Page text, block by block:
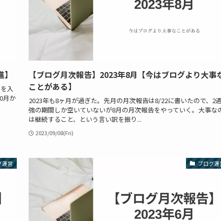
入
月か
【ブログ月次報告】2023年8月【今はブログより大事
ことがある】
2023年も8ヶ月が過ぎた。先月の月次報告は8/22に書いたので、2
強の期間しか空いていないが8月の月次報告をやっていく。大事な
は継続すること、という言い訳を振り...
2023/09/08(Fri)
運営 ブログ運